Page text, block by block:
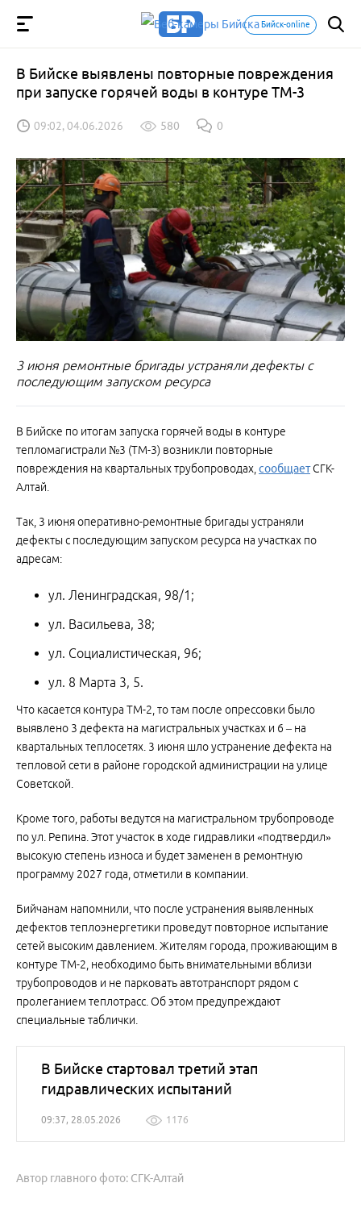
Бийск-online
В Бийске выявлены повторные повреждения
при запуске горячей воды в контуре ТМ-3
09:02, 04.06.2026 580 0
3 июня ремонтные бригады устраняли дефекты с
последующим запуском ресурса
В Бийске по итогам запуска горячей воды в контуре
тепломагистрали №3 (ТМ-3) возникли повторные
повреждения на квартальных трубопроводах,сообщаетСГК-
Алтай.
Так, 3 июня оперативно-ремонтные бригады устраняли
дефекты с последующим запуском ресурса на участках по
адресам:
ул. Ленинградская, 98/1;
ул. Васильева, 38;
ул. Социалистическая, 96;
ул. 8 Марта 3, 5.
Что касается контура ТМ-2, то там после опрессовки было
выявлено 3 дефекта на магистральных участках и 6 – на
квартальных теплосетях. 3 июня шло устранение дефекта на
тепловой сети в районе городской администрации на улице
Советской.
Кроме того, работы ведутся на магистральном трубопроводе
по ул. Репина. Этот участок в ходе гидравлики «подтвердил»
высокую степень износа и будет заменен в ремонтную
программу 2027 года, отметили в компании.
Бийчанам напомнили, что после устранения выявленных
дефектов теплоэнергетики проведут повторное испытание
сетей высоким давлением. Жителям города, проживающим в
контуре ТМ-2, необходимо быть внимательными вблизи
трубопроводов и не парковать автотранспорт рядом с
пролеганием теплотрасс. Об этом предупреждают
специальные таблички.
В Бийске стартовал третий этап
гидравлических испытаний
09:37, 28.05.2026 1176
Автор главного фото: СГК-Алтай